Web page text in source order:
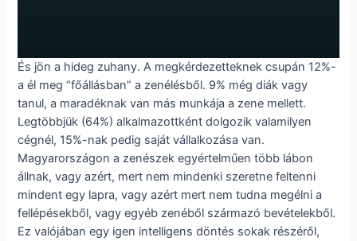
És jön a hideg zuhany. A megkérdezetteknek csupán 12%-
a él meg “főállásban” a zenélésből. 9% még diák vagy
tanul, a maradéknak van más munkája a zene mellett.
Legtöbbjük (64%) alkalmazottként dolgozik valamilyen
cégnél, 15%-nak pedig saját vállalkozása van.
Magyarországon a zenészek egyértelműen több lábon
állnak, vagy azért, mert nem mindenki szeretne feltenni
mindent egy lapra, vagy azért mert nem tudna megélni a
fellépésekből, vagy egyéb zenéből származó bevételekből.
Ez valójában egy igen intelligens döntés sokak részéről,